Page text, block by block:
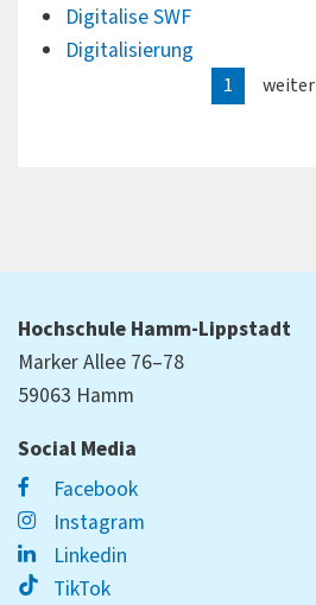
Digitalise SWF
Digitalisierung
1 weiter
Hochschule Hamm-Lippstadt
Marker Allee 76–78
59063 Hamm
Social Media
Facebook
Instagram
Linkedin
TikTok